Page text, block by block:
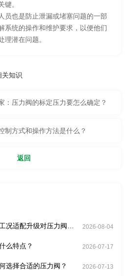
键。
也是防止泄漏或堵塞问题的一部
系统的操作和维护要求，以便他们
理潜在问题。
关知识
：压力阀的标定压力要怎么确定？
制方式和操作方法是什么？
返回
况适配升级对压力阀有
2026-08-04
么特点？ 2026-07-17
选择合适的压力阀？ 2026-07-13